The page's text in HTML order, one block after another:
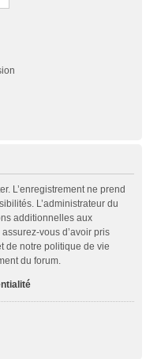
L’enregistrement ne prend
L’administrateur du
additionnelles aux
vous d’avoir pris
de notre politique de vie
du forum.